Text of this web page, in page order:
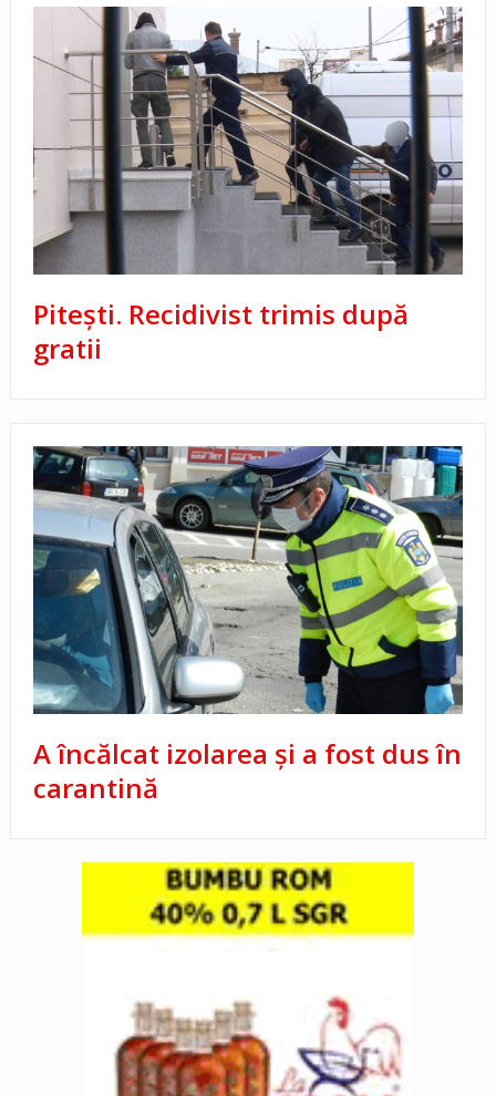
Piteşti. Recidivist trimis după
gratii
A încălcat izolarea şi a fost dus în
carantină